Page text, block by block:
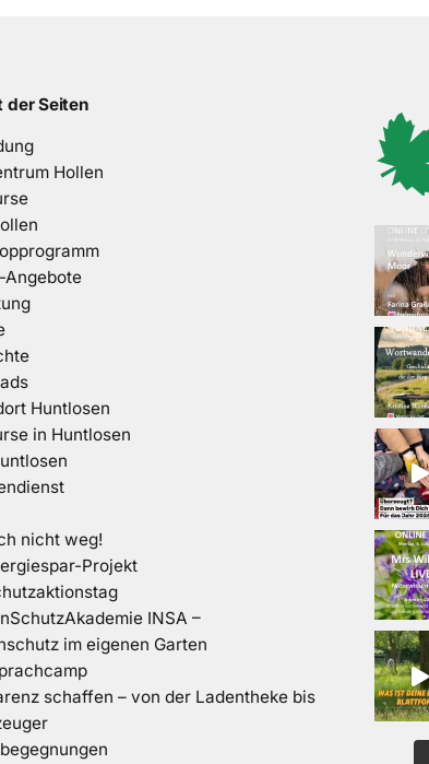
der Seiten
Hollen
Huntlosen
in Huntlosen
nicht weg!
Projekt
INSA –
im eigenen Garten
schaffen – von der Ladentheke bis